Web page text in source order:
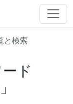
と検索
ド